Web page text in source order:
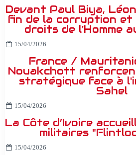
Devant Paul Biya,
fin de la corruption et
droits de l'Homme
15/04/2026
France /
Nouakchott
stratégique face à
Sahel
15/04/2026
La Côte d’Ivoire
militaires
15/04/2026